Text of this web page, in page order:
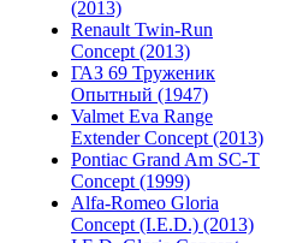
(2013)
Renault Twin-Run
Concept (2013)
ГАЗ 69 Труженик
Опытный (1947)
Valmet Eva Range
Extender Concept (2013)
Pontiac Grand Am SC-T
Concept (1999)
Alfa-Romeo Gloria
Concept (I.E.D.) (2013)